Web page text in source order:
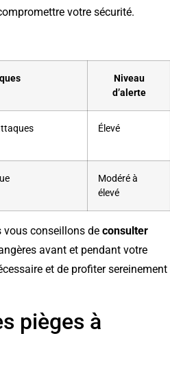
votre sécurité.
Niveau
d’alerte
Élevé
Modéré à
élevé
vous conseillons de consulter
avant et pendant votre
et de profiter sereinement
pièges à